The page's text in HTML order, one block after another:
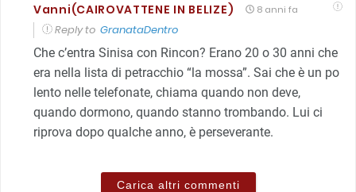
Vanni(CAIROVATTENE IN BELIZE) 8 anni fa
Reply to GranataDentro
Che c’entra Sinisa con Rincon? Erano 20 o 30 anni che
era nella lista di petracchio “la mossa”. Sai che è un po
lento nelle telefonate, chiama quando non deve,
quando dormono, quando stanno trombando. Lui ci
riprova dopo qualche anno, è perseverante.
Carica altri commenti